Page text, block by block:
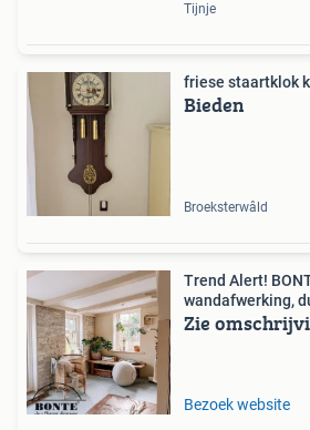
Tijnje
friese staartklok
Bieden
Broeksterwâld
Trend Alert!
wandafwerking,
Zie
Bezoek website